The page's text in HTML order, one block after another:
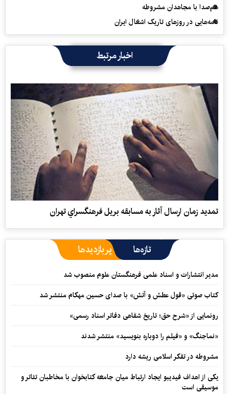
هم‌صدا با مجاهدان مشروطه
نامه‌هایی در روزهای تاریک اشغال ایران
اخبار مرتبط
تمديد زمان ارسال آثار به مسابقه بريل فرهنگسراي تهران
تازه‌ها پربازدیدها
مدیر انتشارات و اسناد علمی فرهنگستان علوم منصوب شد
کتاب صوتی «قول عطش و آتش» با صدای حسین مهکام منتشر شد
رونمایی از «شرح حق؛ تاریخ شفاهی دفاتر اسناد رسمی»
«نماجنگ» و «فیلم را دوباره بنویسید» منتشر شدند
مشروطه در تفکر اسلامی ریشه دارد
یکی از اهداف فیدیبو ایجاد ارتباط میان جامعه کتابخوان با مخاطبان تئاتر و
موسیقی است